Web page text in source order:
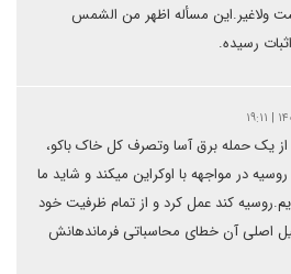
ولاغیر.این مسأله اظهر من الشمس
رسیده.
از یک حمله برق آسا وتصرف کل خاک باکو،
در مواجهه با اوکراین میکند و شاید ما
کند عمل کرد و از تمام ظرفیت خود
اصلی آن خطای محاسباتی فرماندهانش